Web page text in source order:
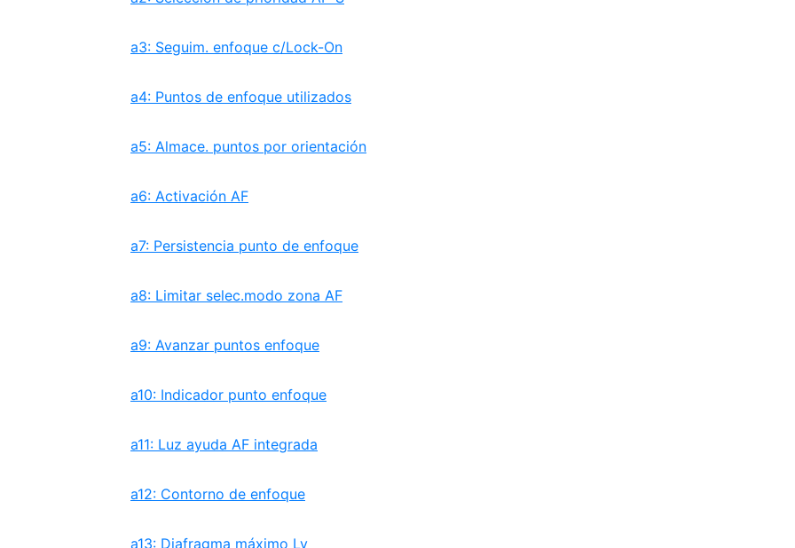
a3: Seguim. enfoque c/Lock-On
a4: Puntos de enfoque utilizados
a5: Almace. puntos por orientación
a6: Activación AF
a7: Persistencia punto de enfoque
a8: Limitar selec.modo zona AF
a9: Avanzar puntos enfoque
a10: Indicador punto enfoque
a11: Luz ayuda AF integrada
a12: Contorno de enfoque
a13: Diafragma máximo Lv